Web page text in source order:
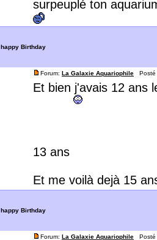
surpeuplé ton
happy Birthday
Forum: La Galaxie Aquariophile Posté
Et bien j'avais 12 ans
13 ans
Et me voilà dejà 15
happy Birthday
Forum: La Galaxie Aquariophile Posté